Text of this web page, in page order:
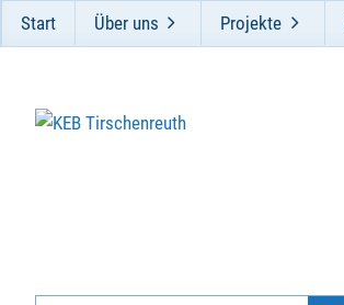
Start Über uns Projekte